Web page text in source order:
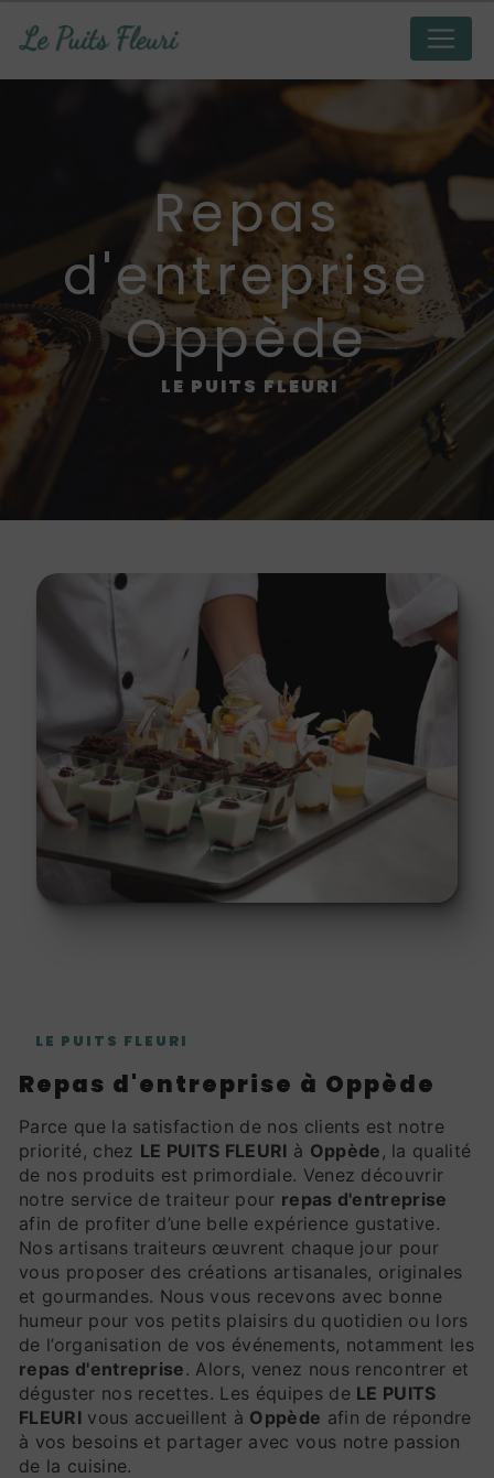
repas
d'entreprise
Oppède
LE PUITS FLEURI
LE PUITS FLEURI
repas d'entreprise à Oppède
Parce que la satisfaction de nos clients est notre
priorité, chez LE PUITS FLEURI à Oppède , la qualité
de nos produits est primordiale. Venez découvrir
notre service de traiteur pour repas d'entreprise
afin de profiter d’une belle expérience gustative.
Nos artisans traiteurs œuvrent chaque jour pour
vous proposer des créations artisanales, originales
et gourmandes. Nous vous recevons avec bonne
humeur pour vos petits plaisirs du quotidien ou lors
de l’organisation de vos événements, notamment les
repas d'entreprise. Alors, venez nous rencontrer et
déguster nos recettes. Les équipes de LE PUITS
FLEURIvous accueillent à Oppède afin de répondre
à vos besoins et partager avec vous notre passion
de la cuisine.